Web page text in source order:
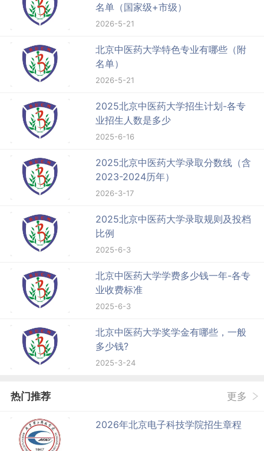
名单（国家级+市级）
2026-5-21
北京中医药大学特色专业有哪些（附
名单）
2026-5-21
2025北京中医药大学招生计划-各专
业招生人数是多少
2025-6-16
2025北京中医药大学录取分数线（含
2023-2024历年）
2026-3-17
2025北京中医药大学录取规则及投档
比例
2025-6-3
北京中医药大学学费多少钱一年-各专
业收费标准
2025-6-3
北京中医药大学奖学金有哪些，一般
多少钱?
2025-3-24
热门推荐 更多
2026年北京电子科技学院招生章程